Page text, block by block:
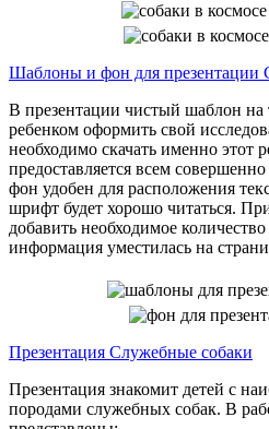
Шаблоны и фон для презентации
В презентации чистый шаблон на
ребенком оформить свой
необходимо скачать именно этот
предоставляется всем
фон удобен для расположения
шрифт будет хорошо читаться.
добавить необходимое
информация уместилась на
Презентация Служебные собаки
Презентация знакомит детей с
породами служебных собак. В